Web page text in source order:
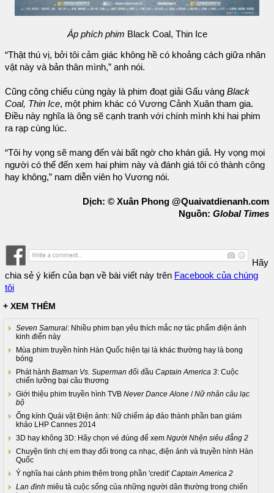
Áp phích phim Black Coal, Thin Ice
“Thật thú vị, bởi tôi cảm giác không hề có khoảng cách giữa nhân
vật này và bản thân mình,” anh nói.
Cũng công chiếu cùng ngày là phim đoạt giải Gấu vàng Black
Coal, Thin Ice, một phim khác có Vương Cảnh Xuân tham gia.
Điều này nghĩa là ông sẽ cạnh tranh với chính mình khi hai phim
ra rạp cùng lúc.
“Tôi hy vọng sẽ mang đến vài bất ngờ cho khán giả. Hy vọng mọi
người có thể đến xem hai phim này và đánh giá tôi có thành công
hay không,” nam diễn viên họ Vương nói.
Dịch: © Xuân Phong @Quaivatdienanh.com
Nguồn: Global Times
Hãy
chia sẻ ý kiến của bạn về bài viết này trên Facebook của chúng
tôi
+ XEM THÊM
Seven Samurai: Nhiều phim bạn yêu thích mắc nợ tác phẩm điện ảnh
kinh điển này
Mùa phim truyền hình Hàn Quốc hiện tại là khác thường hay là bong
bóng
Phát hành Batman Vs. Superman đối đầu Captain America 3: Cuộc
chiến lưỡng bại câu thương
Giới thiệu phim truyền hình TVB Never Dance Alone /Nữ nhân câu lạc
bộ
Ống kính Quái vật Điện ảnh: Nữ chiếm áp đảo thành phần ban giám
khảo LHP Cannes 2014
3D hay không 3D: Hãy chọn vé đúng để xem Người Nhện siêu đẳng 2
Chuyện tình chị em thay đổi trong ca nhạc, điện ảnh và truyền hình Hàn
Quốc
Ý nghĩa hai cảnh phim thêm trong phần 'credit' Captain America 2
Lan đình miêu tả cuộc sống của những người dân thường trong chiến